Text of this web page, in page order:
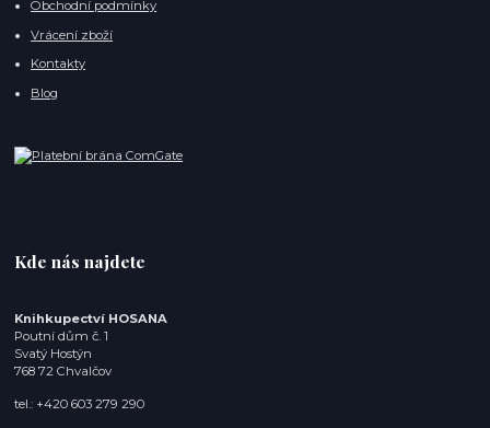
Obchodní podmínky
Vrácení zboží
Kontakty
Blog
Kde nás najdete
Knihkupectví HOSANA
Poutní dům č. 1
Svatý Hostýn
768 72 Chvalčov
tel.: +420 603 279 290